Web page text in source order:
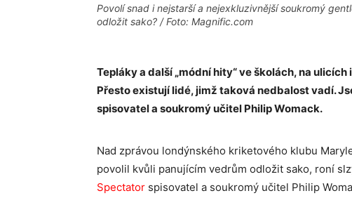
Povolí snad i nejstarší a nejexkluzivnější soukromý
odložit sako? / Foto: Magnific.com
Tepláky a další „módní hity“ ve školách, na
Přesto existují lidé, jimž taková nedbalost vadí.
spisovatel a soukromý učitel Philip Womack.
Nad zprávou londýnského kriketového klubu
povolil kvůli panujícím vedrům odložit sako, roní
Spectator spisovatel a soukromý učitel Philip